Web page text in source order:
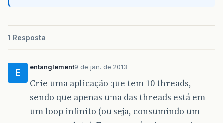
1 Resposta
E
entanglement9 de jan. de 2013
Crie uma aplicação que tem 10 threads,
sendo que apenas uma das threads está em
um loop infinito (ou seja, consumindo um